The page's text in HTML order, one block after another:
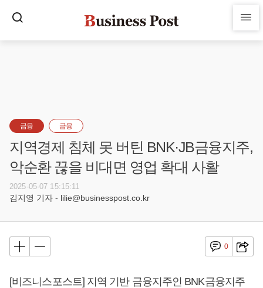
금융 금융
지역경제 침체 못 버틴 BNK·JB금융지주,
악순환 끊을 비대면 영업 확대 사활
2025-05-07 15:15:11
김지영 기자 - lilie@businesspost.co.kr
0
[비즈니스포스트] 지역 기반 금융지주인 BNK금융지주